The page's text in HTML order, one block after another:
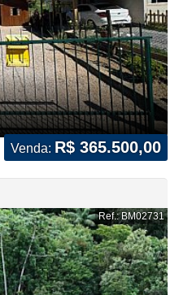
Venda: R$ 365.500,00
Ref.: BM02731